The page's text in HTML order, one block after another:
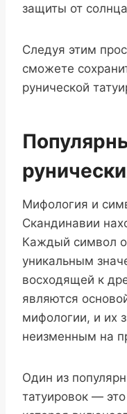
защиты от
Следуя этим
сможете
рунической
Мифология и
Скандинавии
Каждый символ
уникальным
восходящей к
являются
мифологии, и их
неизменным на
Один из
татуировок —